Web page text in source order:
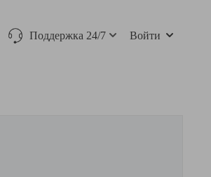
Поддержка 24/7 Войти